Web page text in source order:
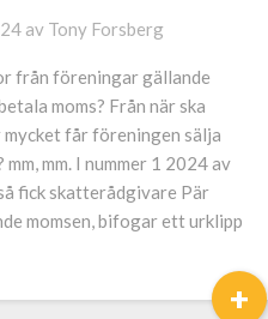
av Tony Forsberg
från föreningar gällande
moms? Från när ska
får föreningen sälja
mm. I nummer 1 2024 av
fick skatterådgivare Pär
momsen, bifogar ett urklipp
+